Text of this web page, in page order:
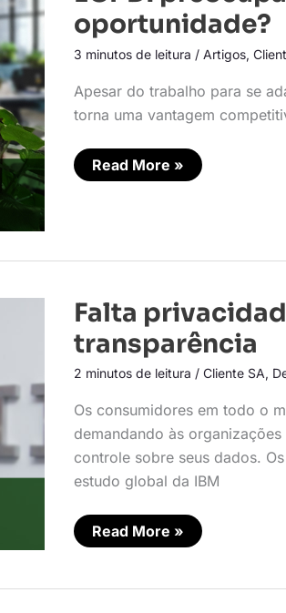
oportunidade?
3 minutos de leitura / Artigos,
Apesar do trabalho para se
torna uma vantagem
ou
oportunidade?
Read More »
Falta
transparência
2 minutos de leitura / Cliente SA,
Os consumidores em todo o
demandando às
controle sobre seus dados.
estudo global da IBM
Falta
privacidade
transparência
Read More »